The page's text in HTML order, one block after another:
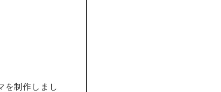
を制作しまし